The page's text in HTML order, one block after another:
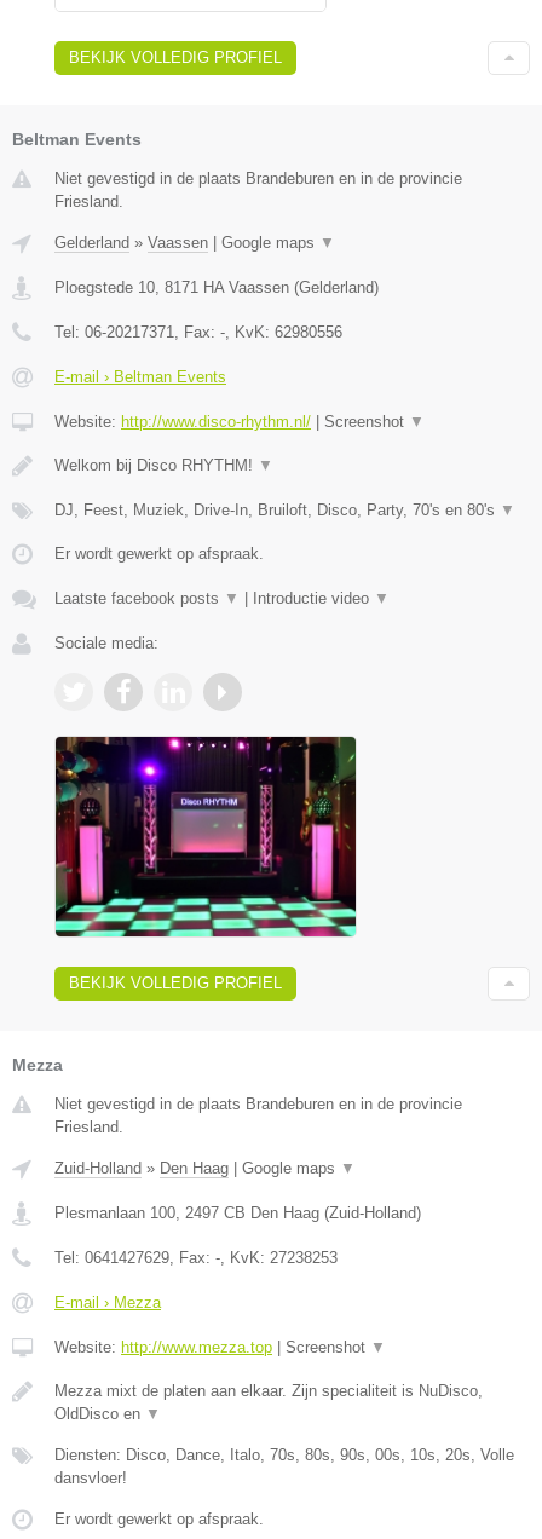
BEKIJK VOLLEDIG PROFIEL
Beltman Events
Niet gevestigd in de plaats Brandeburen en in de provincie
Friesland.
Gelderland » Vaassen Google maps ▼
Ploegstede 10, 8171 HA Vaassen (Gelderland)
Tel: 06-20217371, Fax: -, KvK: 62980556
E-mail › Beltman Events
Website: http://www.disco-rhythm.nl/ Screenshot ▼
Welkom bij Disco RHYTHM! ▼
DJ, Feest, Muziek, Drive-In, Bruiloft, Disco, Party, 70's en 80's ▼
Er wordt gewerkt op afspraak.
Laatste facebook posts ▼ Introductie video ▼
Sociale media:
BEKIJK VOLLEDIG PROFIEL
Mezza
Niet gevestigd in de plaats Brandeburen en in de provincie
Friesland.
Zuid-Holland » Den Haag Google maps ▼
Plesmanlaan 100, 2497 CB Den Haag (Zuid-Holland)
Tel: 0641427629, Fax: -, KvK: 27238253
E-mail › Mezza
Website: http://www.mezza.top Screenshot ▼
Mezza mixt de platen aan elkaar. Zijn specialiteit is NuDisco,
OldDisco en ▼
Diensten: Disco, Dance, Italo, 70s, 80s, 90s, 00s, 10s, 20s, Volle
dansvloer!
Er wordt gewerkt op afspraak.